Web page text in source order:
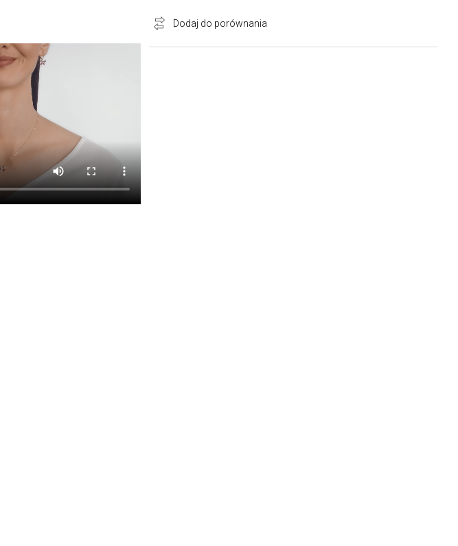
Dodaj do porównania